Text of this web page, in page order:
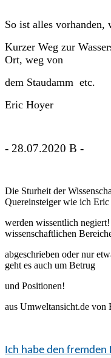
So ist alles vorhanden,
Kurzer Weg zur
Ort, weg von
dem Staudamm etc.
Eric Hoyer
- 28.07.2020 B -
Die Sturheit der
Quereinsteiger wie ich
werden wissentlich
wissenschaftlichen
abgeschrieben oder nur
geht es auch um Betrug
und Positionen!
aus Umweltansicht.de von
Ich habe den fremden